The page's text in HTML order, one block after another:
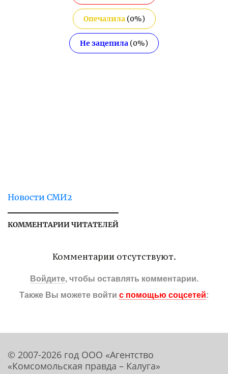
Опечалила(0%)
Не зацепила (0%)
Новости СМИ2
КОММЕНТАРИИ ЧИТАТЕЛЕЙ
Комментарии отсутствуют.
Войдите, чтобы оставлять комментарии.
Также Вы можете войти с помощью соцсетей:
© 2007-2026 год ООО «Агентство
«Комсомольская правда – Калуга»